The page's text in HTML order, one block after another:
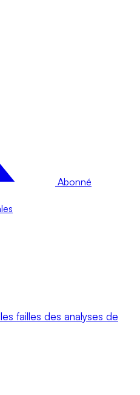
Abonné
failles des analyses de